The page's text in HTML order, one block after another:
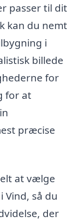
passer til dit
kan du nemt
i
billede
for
for at
præcise
at vælge
så du
der